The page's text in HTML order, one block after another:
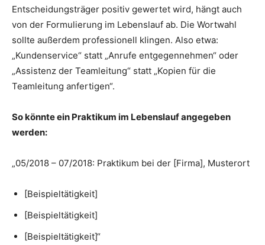
Entscheidungsträger positiv gewertet wird, hängt auch
von der Formulierung im Lebenslauf ab. Die Wortwahl
sollte außerdem professionell klingen. Also etwa:
„Kundenservice“ statt „Anrufe entgegennehmen“ oder
„Assistenz der Teamleitung“ statt „Kopien für die
Teamleitung anfertigen“.
So könnte ein Praktikum im Lebenslauf angegeben
werden:
„05/2018 – 07/2018: Praktikum bei der [Firma], Musterort
[Beispieltätigkeit]
[Beispieltätigkeit]
[Beispieltätigkeit]“